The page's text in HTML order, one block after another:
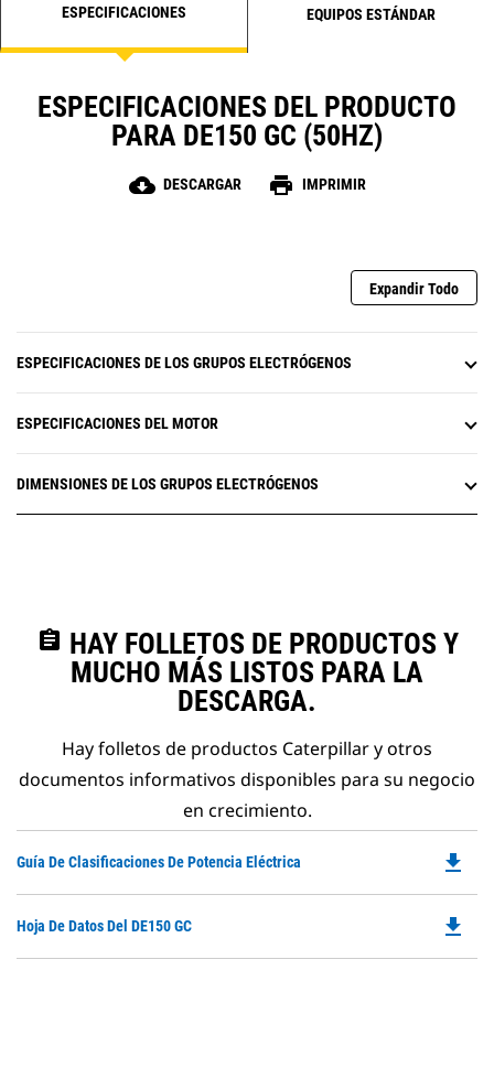
ESPECIFICACIONES EQUIPOS ESTÁNDAR
ESPECIFICACIONES DEL PRODUCTO
PARA DE150 GC (50HZ)
cloud_download DESCARGAR print IMPRIMIR
Expandir Todo
ESPECIFICACIONES DE LOS GRUPOS ELECTRÓGENOS
ESPECIFICACIONES DEL MOTOR
DIMENSIONES DE LOS GRUPOS ELECTRÓGENOS
assignment HAY FOLLETOS DE PRODUCTOS Y
MUCHO MÁS LISTOS PARA LA
DESCARGA.
Hay folletos de productos Caterpillar y otros
documentos informativos disponibles para su negocio
en crecimiento.
Guía De Clasificaciones De Potencia Eléctrica
a
file_download
Hoja De Datos Del DE150 GC file_download